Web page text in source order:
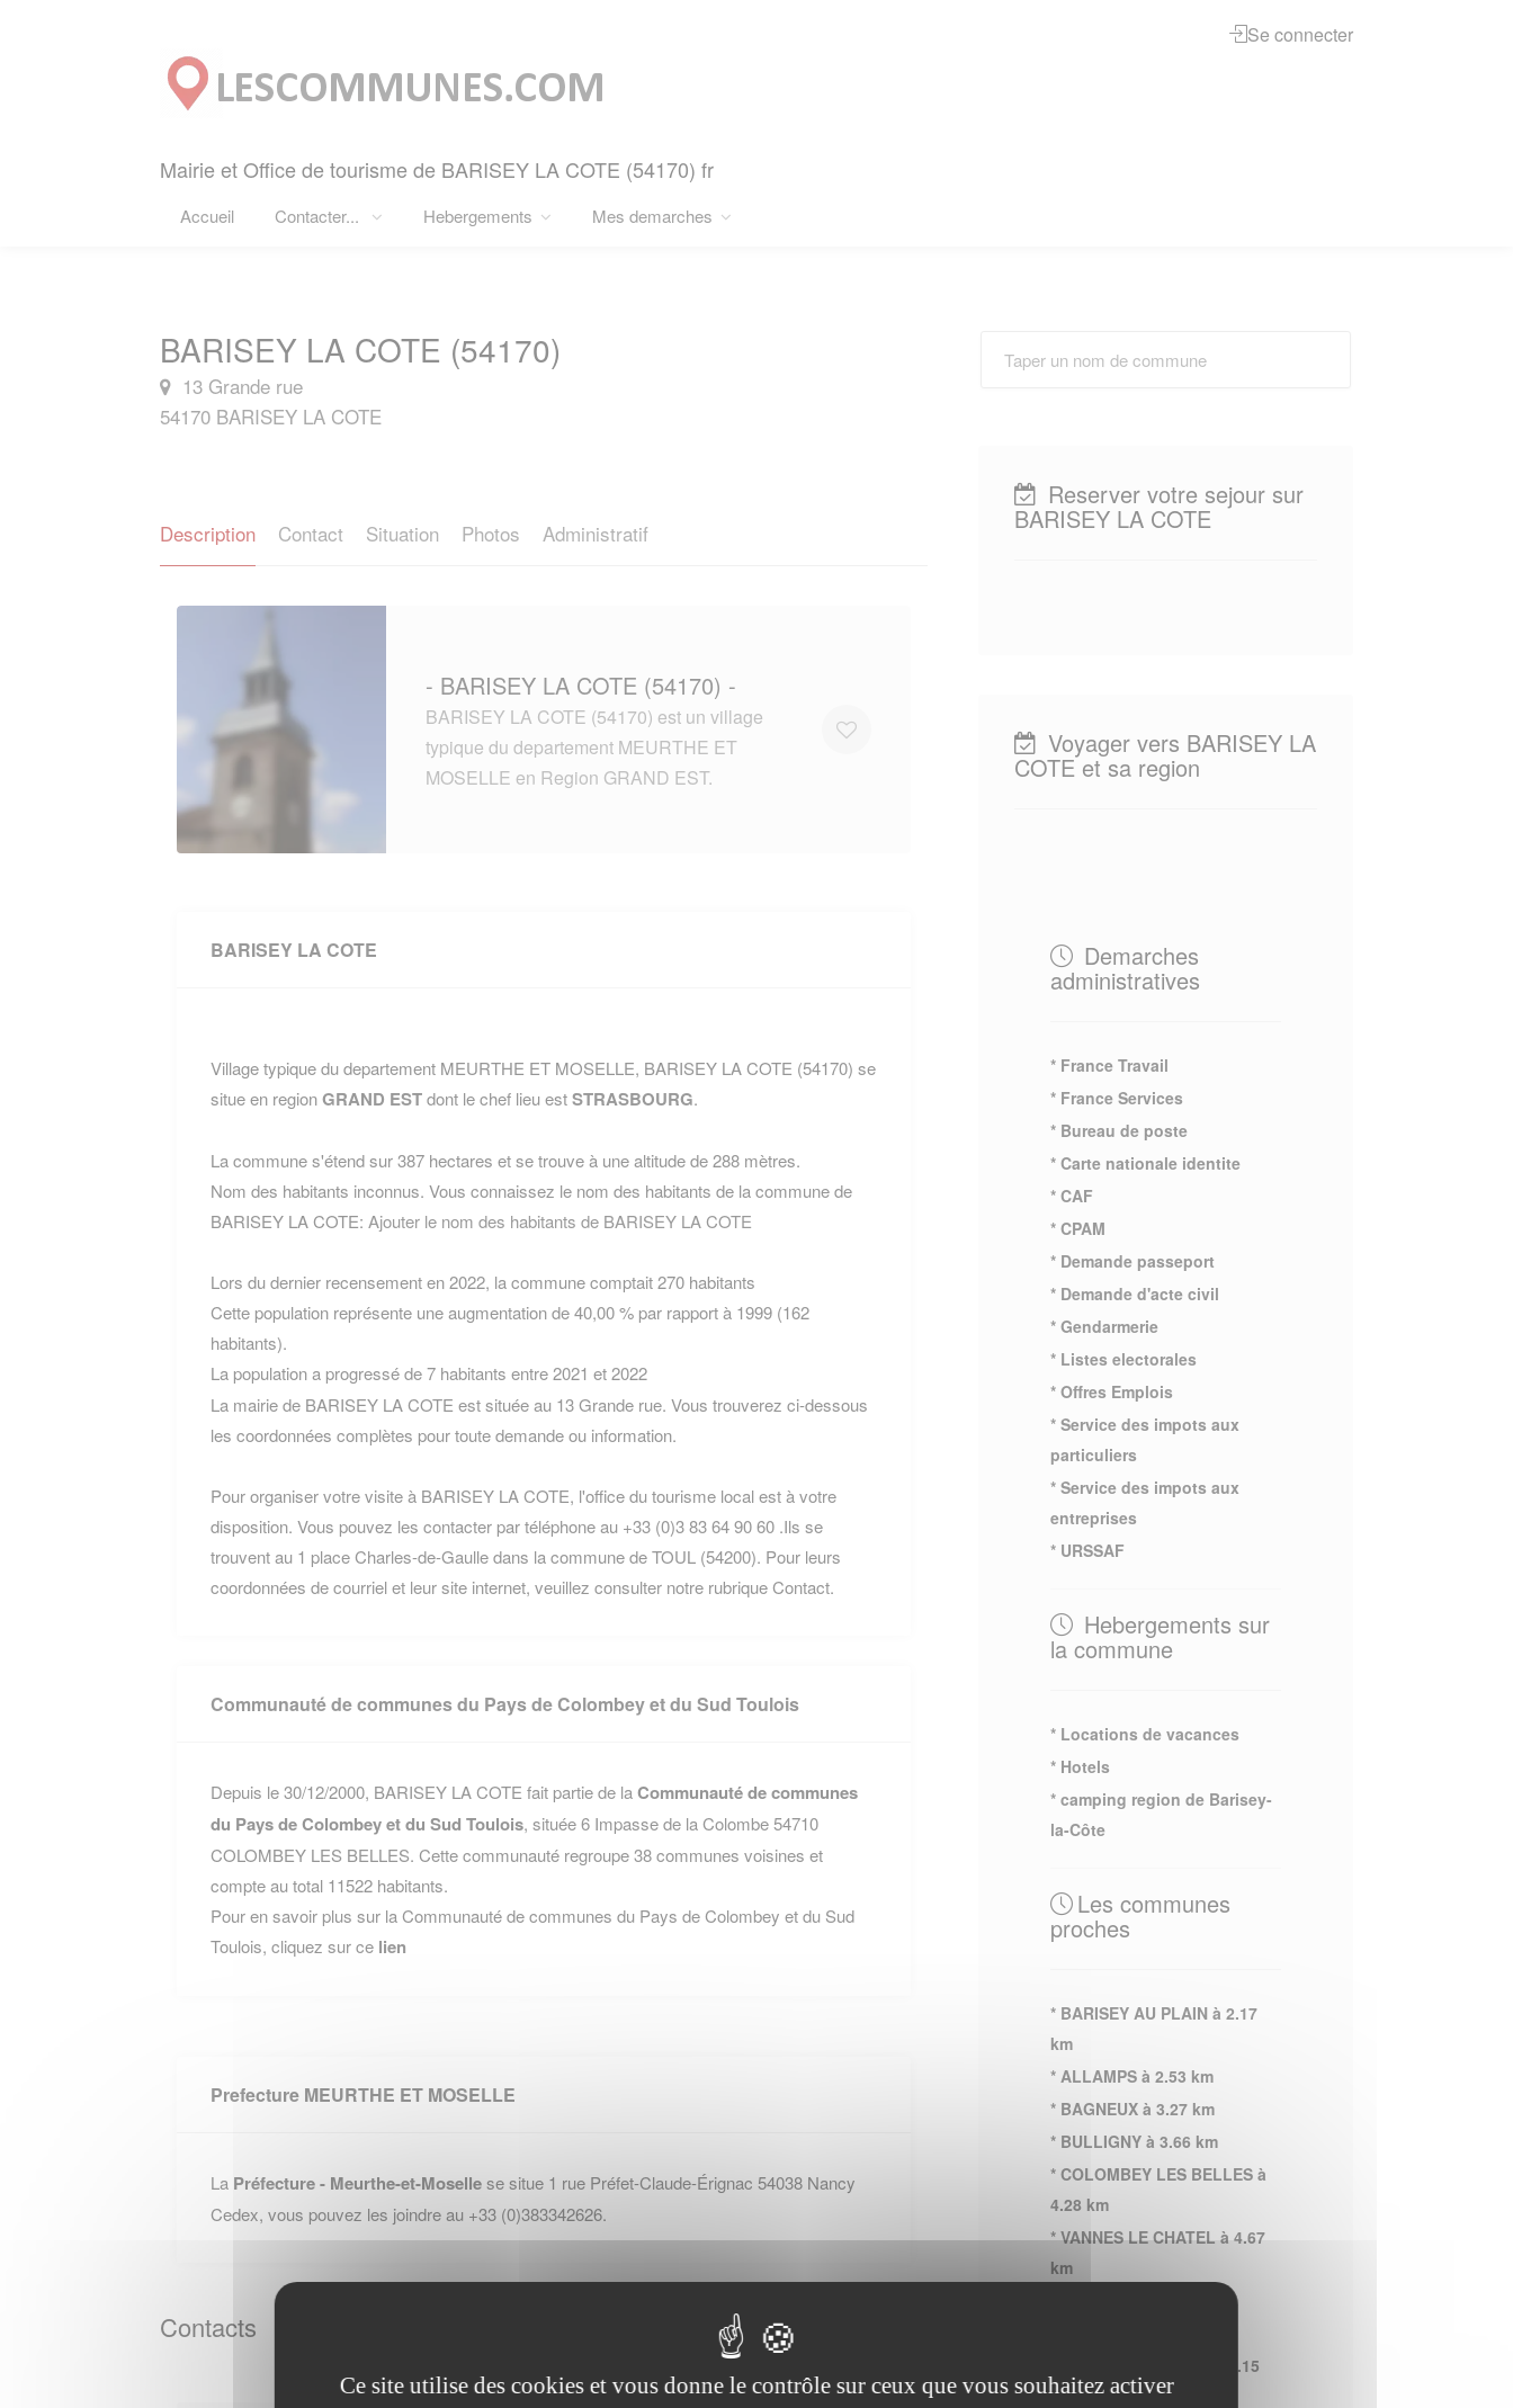
Mairie et Office de tourisme de BARISEY LA COTE (54170) fr
Accueil Contacter... Hebergements Mes demarches
Se connecter
BARISEY LA COTE (54170)
13 Grande rue
54170 BARISEY LA COTE
Description Contact Situation Photos Administratif
- BARISEY LA COTE (54170) -
BARISEY LA COTE (54170) est un village
typique du departement MEURTHE ET
MOSELLE en Region GRAND EST.
BARISEY LA COTE
Village typique du departement MEURTHE ET MOSELLE, BARISEY LA COTE (54170) se
situe en regionGRAND ESTdont le chef lieu estSTRASBOURG.
La commune s'étend sur 387 hectares et se trouve à une altitude de 288 mètres.
Nom des habitants inconnus. Vous connaissez le nom des habitants de la commune de
BARISEY LA COTE: Ajouter le nom des habitants de BARISEY LA COTE
Lors du dernier recensement en 2022, la commune comptait 270 habitants
Cette population représente une augmentation de 40,00 % par rapport à 1999 (162
habitants).
La population a progressé de 7 habitants entre 2021 et 2022
La mairie de BARISEY LA COTE est située au 13 Grande rue. Vous trouverez ci-dessous
les coordonnées complètes pour toute demande ou information.
Pour organiser votre visite à BARISEY LA COTE, l'office du tourisme local est à votre
disposition. Vous pouvez les contacter par téléphone au +33 (0)3 83 64 90 60 .Ils se
trouvent au 1 place Charles-de-Gaulle dans la commune de TOUL (54200). Pour leurs
coordonnées de courriel et leur site internet, veuillez consulter notre rubrique Contact.
Communauté de communes du Pays de Colombey et du Sud Toulois
Depuis le 30/12/2000, BARISEY LA COTE fait partie de laCommunauté de communes
du Pays de Colombey et du Sud Toulois, située 6 Impasse de la Colombe 54710
COLOMBEY LES BELLES. Cette communauté regroupe 38 communes voisines et
compte au total 11522 habitants.
Pour en savoir plus sur la Communauté de communes du Pays de Colombey et du Sud
Toulois, cliquez sur ce lien
Prefecture MEURTHE ET MOSELLE
La Préfecture - Meurthe-et-Mosellese situe 1 rue Préfet-Claude-Érignac 54038 Nancy
Cedex, vous pouvez les joindre au +33 (0)383342626.
Contacts
Reserver votre sejour sur
BARISEY LA COTE
Voyager vers BARISEY LA
COTE et sa region
Demarches
administratives
* France Travail
* France Services
* Bureau de poste
* Carte nationale identite
* CAF
* CPAM
* Demande passeport
* Demande d'acte civil
* Gendarmerie
* Listes electorales
* Offres Emplois
* Service des impots aux
particuliers
* Service des impots aux
entreprises
* URSSAF
Hebergements sur
la commune
* Locations de vacances
* Hotels
* camping region de Barisey-
la-Côte
Les communes
proches
* BARISEY AU PLAIN à 2.17
km
* ALLAMPS à 2.53 km
* BAGNEUX à 3.27 km
* BULLIGNY à 3.66 km
* COLOMBEY LES BELLES à
4.28 km
* VANNES LE CHATEL à 4.67
km
* BLENOD LES TOUL à 6.15
km
Ce site utilise des cookies et vous donne le contrôle sur ceux que vous souhaitez activer